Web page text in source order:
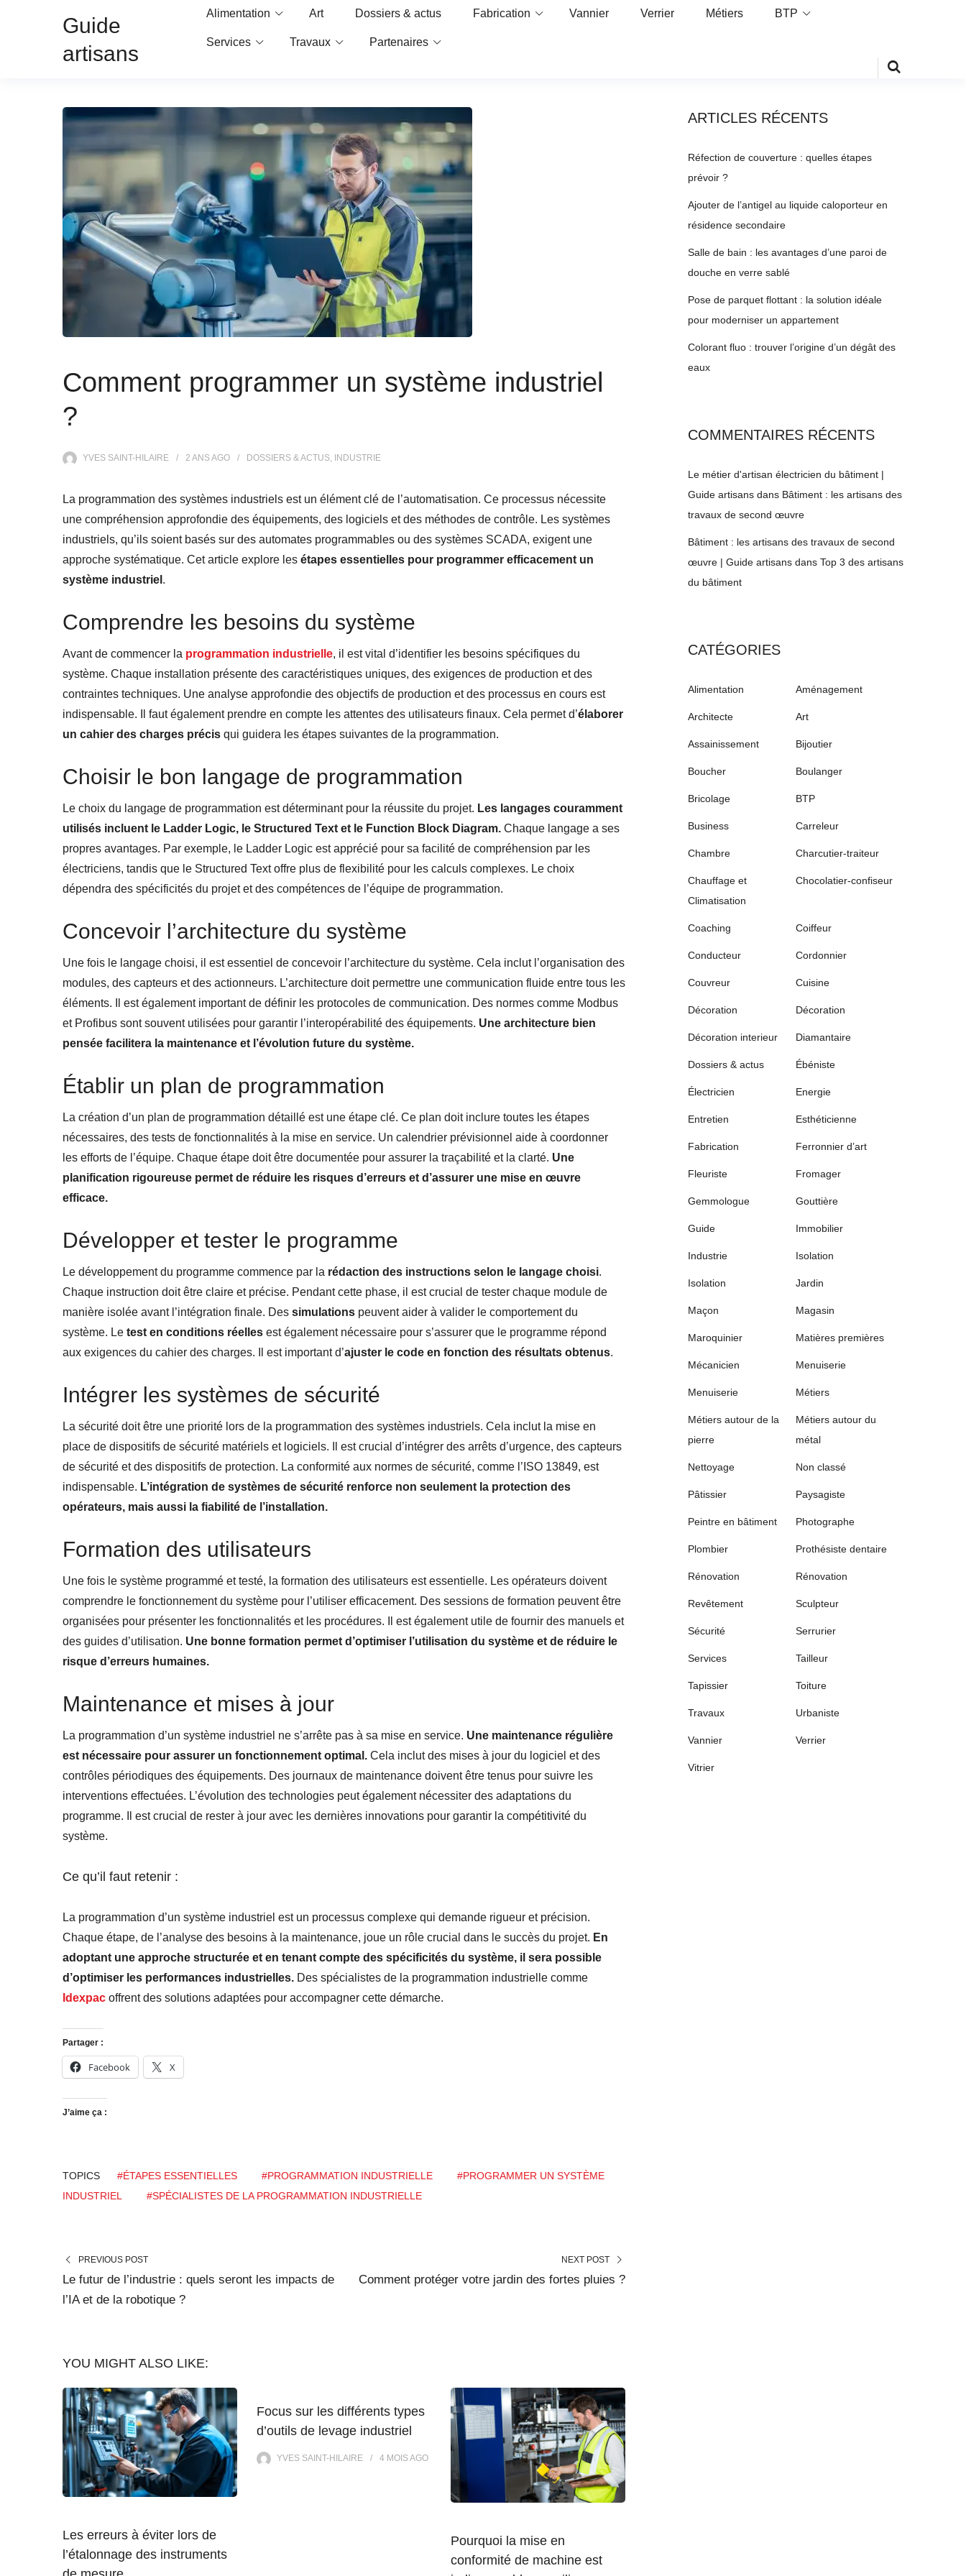
Guide
artisans
Alimentation Art Dossiers & actus Fabrication Vannier Verrier Métiers BTP
Services Travaux Partenaires
Comment programmer un système industriel
?
YVES SAINT-HILAIRE 2 ANSAGO DOSSIERS & ACTUS, INDUSTRIE
La programmation des systèmes industriels est un élément clé de l’automatisation. Ce processus nécessite
une compréhension approfondie des équipements, des logiciels et des méthodes de contrôle. Les systèmes
industriels, qu’ils soient basés sur des automates programmables ou des systèmes SCADA, exigent une
approche systématique. Cet article explore les étapes essentielles pour programmer efficacement un
système industriel .
Comprendre les besoins du système
Avant de commencer la programmation industrielle, il est vital d’identifier les besoins spécifiques du
système. Chaque installation présente des caractéristiques uniques, des exigences de production et des
contraintes techniques. Une analyse approfondie des objectifs de production et des processus en cours est
indispensable. Il faut également prendre en compte les attentes des utilisateurs finaux. Cela permet d’élaborer
un cahier des charges précis qui guidera les étapes suivantes de la programmation.
Choisir le bon langage de programmation
Le choix du langage de programmation est déterminant pour la réussite du projet. Les langages couramment
utilisés incluent le Ladder Logic, le Structured Text et le Function Block Diagram. Chaque langage a ses
propres avantages. Par exemple, le Ladder Logic est apprécié pour sa facilité de compréhension par les
électriciens, tandis que le Structured Text offre plus de flexibilité pour les calculs complexes. Le choix
dépendra des spécificités du projet et des compétences de l’équipe de programmation.
Concevoir l’architecture du système
Une fois le langage choisi, il est essentiel de concevoir l’architecture du système. Cela inclut l’organisation des
modules, des capteurs et des actionneurs. L’architecture doit permettre une communication fluide entre tous les
éléments. Il est également important de définir les protocoles de communication. Des normes comme Modbus
et Profibus sont souvent utilisées pour garantir l’interopérabilité des équipements. Une architecture bien
pensée facilitera la maintenance et l’évolution future du système.
Établir un plan de programmation
La création d’un plan de programmation détaillé est une étape clé. Ce plan doit inclure toutes les étapes
nécessaires, des tests de fonctionnalités à la mise en service. Un calendrier prévisionnel aide à coordonner
les efforts de l’équipe. Chaque étape doit être documentée pour assurer la traçabilité et la clarté. Une
planification rigoureuse permet de réduire les risques d’erreurs et d’assurer une mise en œuvre
efficace.
Développer et tester le programme
Le développement du programme commence par la rédaction des instructions selon le langage choisi.
Chaque instruction doit être claire et précise. Pendant cette phase, il est crucial de tester chaque module de
manière isolée avant l’intégration finale. Des simulations peuvent aider à valider le comportement du
système. Le test en conditions réelles est également nécessaire pour s’assurer que le programme répond
aux exigences du cahier des charges. Il est important d’ajuster le code en fonction des résultats obtenus.
Intégrer les systèmes de sécurité
La sécurité doit être une priorité lors de la programmation des systèmes industriels. Cela inclut la mise en
place de dispositifs de sécurité matériels et logiciels. Il est crucial d’intégrer des arrêts d’urgence, des capteurs
de sécurité et des dispositifs de protection. La conformité aux normes de sécurité, comme l’ISO 13849, est
indispensable. L’intégration de systèmes de sécurité renforce non seulement la protection des
opérateurs, mais aussi la fiabilité de l’installation.
Formation des utilisateurs
Une fois le système programmé et testé, la formation des utilisateurs est essentielle. Les opérateurs doivent
comprendre le fonctionnement du système pour l’utiliser efficacement. Des sessions de formation peuvent être
organisées pour présenter les fonctionnalités et les procédures. Il est également utile de fournir des manuels et
des guides d’utilisation. Une bonne formation permet d’optimiser l’utilisation du système et de réduire le
risque d’erreurs humaines.
Maintenance et mises à jour
La programmation d’un système industriel ne s’arrête pas à sa mise en service. Une maintenance régulière
est nécessaire pour assurer un fonctionnement optimal. Cela inclut des mises à jour du logiciel et des
contrôles périodiques des équipements. Des journaux de maintenance doivent être tenus pour suivre les
interventions effectuées. L’évolution des technologies peut également nécessiter des adaptations du
programme. Il est crucial de rester à jour avec les dernières innovations pour garantir la compétitivité du
système.
Ce qu’il faut retenir :
La programmation d’un système industriel est un processus complexe qui demande rigueur et précision.
Chaque étape, de l’analyse des besoins à la maintenance, joue un rôle crucial dans le succès du projet. En
adoptant une approche structurée et en tenant compte des spécificités du système, il sera possible
d’optimiser les performances industrielles. Des spécialistes de la programmation industrielle comme
Idexpac offrent des solutions adaptées pour accompagner cette démarche.
Partager :
Facebook X
J’aime ça :
TOPICS #ÉTAPES ESSENTIELLES #PROGRAMMATION INDUSTRIELLE
#PROGRAMMER UN SYSTÈME
INDUSTRIEL
#SPÉCIALISTES DE LA PROGRAMMATION INDUSTRIELLE
PREVIOUS POST
Le futur de l’industrie : quels seront les impacts de
l’IA et de la robotique ?
NEXT POST
Comment protéger votre jardin des fortes pluies ?
YOU MIGHT ALSO LIKE:
Les erreurs à éviter lors de
l’étalonnage des instruments
Focus sur les différents types
d’outils de levage industriel
YVES SAINT-HILAIRE 4 MOISAGO
Pourquoi la mise en
conformité de machine est
ARTICLES RÉCENTS
Réfection de couverture : quelles étapes
prévoir ?
Ajouter de l’antigel au liquide caloporteur en
résidence secondaire
Salle de bain : les avantages d’une paroi de
douche en verre sablé
Pose de parquet flottant : la solution idéale
pour moderniser un appartement
Colorant fluo : trouver l’origine d’un dégât des
eaux
COMMENTAIRES RÉCENTS
Le métier d'artisan électricien du bâtiment |
Guide artisans dans Bâtiment : les artisans des
travaux de second œuvre
Bâtiment : les artisans des travaux de second
œuvre | Guide artisans dans Top 3 des artisans
du bâtiment
CATÉGORIES
Alimentation Aménagement
Architecte Art
Assainissement Bijoutier
Boucher Boulanger
Bricolage BTP
Business Carreleur
Chambre Charcutier-traiteur
Chauffage et
Climatisation
Chocolatier-confiseur
Coaching Coiffeur
Conducteur Cordonnier
Couvreur Cuisine
Décoration Décoration
Décoration interieur Diamantaire
Dossiers & actus Ébéniste
Électricien Energie
Entretien Esthéticienne
Fabrication Ferronnier d’art
Fleuriste Fromager
Gemmologue Gouttière
Guide Immobilier
Industrie Isolation
Isolation Jardin
Maçon Magasin
Maroquinier Matières premières
Mécanicien Menuiserie
Menuiserie Métiers
Métiers autour de la
pierre
Métiers autour du
métal
Nettoyage Non classé
Pâtissier Paysagiste
Peintre en bâtiment Photographe
Plombier Prothésiste dentaire
Rénovation Rénovation
Revêtement Sculpteur
Sécurité Serrurier
Services Tailleur
Tapissier Toiture
Travaux Urbaniste
Vannier Verrier
Vitrier